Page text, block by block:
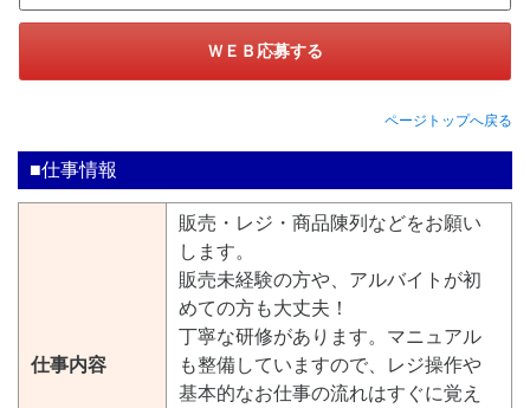
ＷＥＢ応募する
ページトップへ戻る
■仕事情報
仕事内容
販売・レジ・商品陳列などをお願い
します。
販売未経験の方や、アルバイトが初
めての方も大丈夫！
丁寧な研修があります。マニュアル
も整備していますので、レジ操作や
基本的なお仕事の流れはすぐに覚え